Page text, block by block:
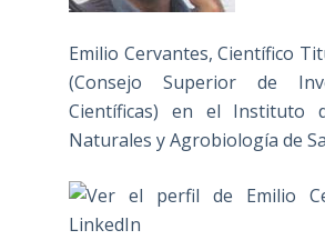
Emilio Cervantes, Científico
(Consejo Superior de
Científicas) en el Instituto
Naturales y Agrobiología de